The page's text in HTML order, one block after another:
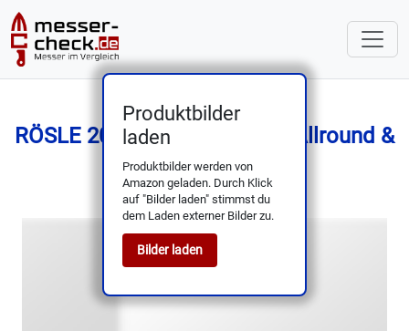
Produktbilder
laden
Produktbilder werden von
Amazon geladen. Durch Klick
auf "Bilder laden" stimmst du
dem Laden externer Bilder zu.
Bilder laden
RÖSLE 20 cm Chef's Knife – Allround &
Ergonomisch